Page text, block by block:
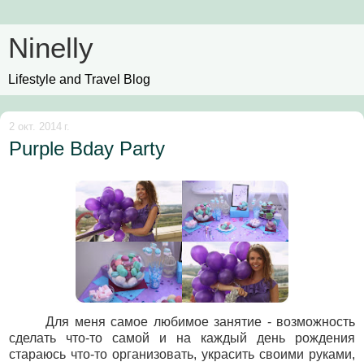
Ninelly
Lifestyle and Travel Blog
2 окт. 2014 г.
Purple Bday Party
Для меня самое любимое занятие - возможность
сделать что-то самой и на каждый день рождения
стараюсь что-то организовать, украсить своими руками,